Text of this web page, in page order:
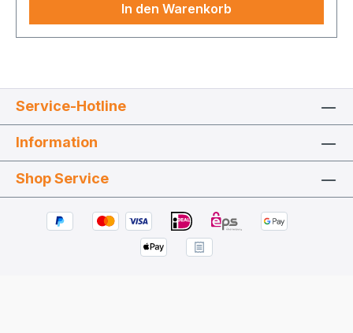
In den Warenkorb
Service-Hotline
Information
Shop Service